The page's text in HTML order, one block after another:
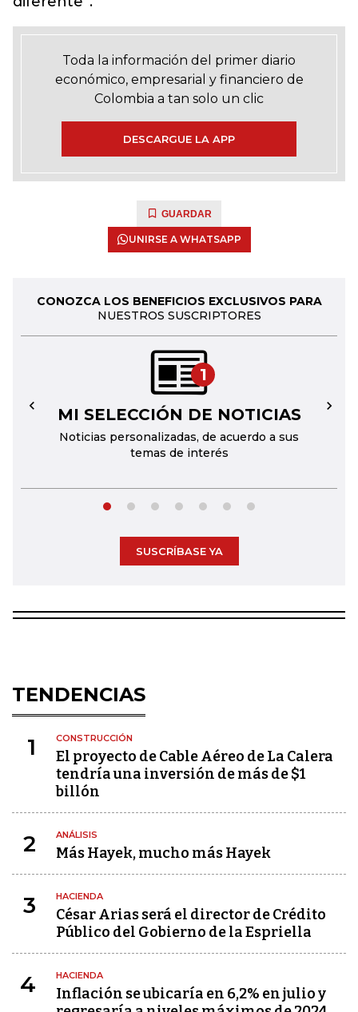
Toda la información del primer diario
económico, empresarial y financiero de
Colombia a tan solo un clic
DESCARGUE LA APP
GUARDAR
UNIRSE A WHATSAPP
CONOZCA LOS BENEFICIOS EXCLUSIVOS PARA
NUESTROS SUSCRIPTORES
1
MI SELECCIÓN DE NOTICIAS
Noticias personalizadas, de acuerdo a sus
temas de interés
← →
SUSCRÍBASE YA
TENDENCIAS
1 CONSTRUCCIÓN
El proyecto de Cable Aéreo de La Calera
tendría una inversión de más de $1
billón
2 ANÁLISIS
Más Hayek, mucho más Hayek
3 HACIENDA
César Arias será el director de Crédito
Público del Gobierno de la Espriella
4 HACIENDA
Inflación se ubicaría en 6,2% en julio y